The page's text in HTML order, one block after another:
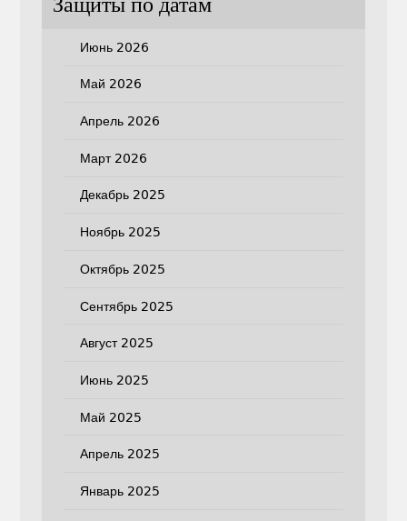
Защиты по датам
Июнь 2026
Май 2026
Апрель 2026
Март 2026
Декабрь 2025
Ноябрь 2025
Октябрь 2025
Сентябрь 2025
Август 2025
Июнь 2025
Май 2025
Апрель 2025
Январь 2025